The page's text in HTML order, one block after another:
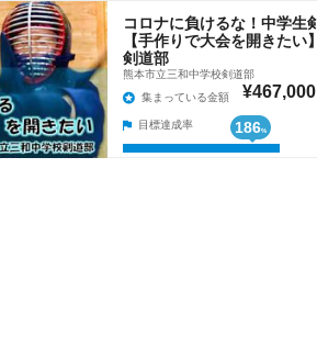
コロナに負けるな！中学生
【手作りで大会を開きた
剣道部
熊本市立三和中学校剣道部
集まっている金額
¥467,000
目標達成率 186%